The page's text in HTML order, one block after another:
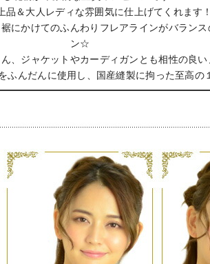
品＆大人レディな雰囲気に仕上げてくれます！
にかけてのふんわりフレアラインがバラン
ン☆
、ジャケットやカーディガンとも相性の良い
ふんだんに使用し、国産縫製に拘った至高の